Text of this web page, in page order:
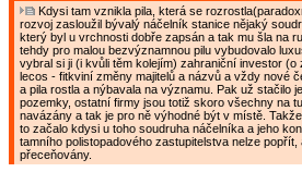
Kdysi tam vznikla pila, která se
rozvoj zasloužil bývalý náčelník stanice nějaký
který byl u vrchnosti dobře zapsán a tak mu šla na
tehdy pro malou bezvýznamnou pilu vybudovalo
vybral si ji (i kvůli těm kolejím) zahraniční investor (o
lecos - fitkviní změny majitelů a názvů a vždy nové
a pila rostla a nýbavala na významu. Pak už stačilo
pozemky, ostatní firmy jsou totiž skoro všechny na
navázány a tak je pro ně výhodné být v místě.
to začalo kdysi u toho soudruha náčelníka a jeho
tamního polistopadového zastupitelstva nelze popřít,
přeceňovány.